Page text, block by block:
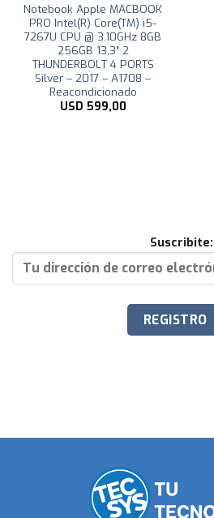
Notebook Apple MACBOOK
PRO Intel(R) Core(TM) i5-
7267U CPU @ 3.10GHz 8GB
256GB 13,3″ 2
THUNDERBOLT 4 PORTS
Silver – 2017 – A1708 –
Reacondicionado
USD 599,00
Suscribite: